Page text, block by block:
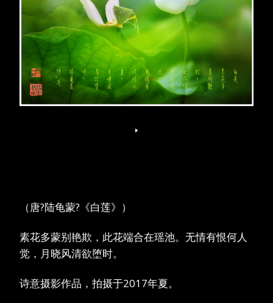
（唐?陆龟蒙?《白莲》）
素花多蒙别艳欺，此花端合在瑶池。无情有恨何人
觉，月晓风清欲堕时。
诗意摄影作品，拍摄于2017年夏。